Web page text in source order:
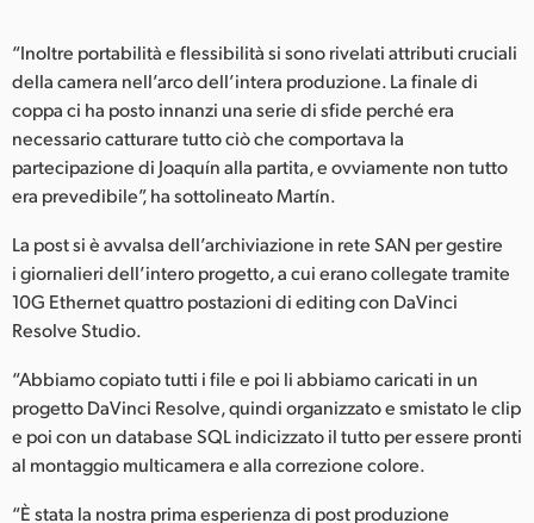
“Inoltre portabilità e flessibilità si sono rivelati attributi cruciali
della camera nell’arco dell’intera produzione. La finale di
coppa ci ha posto innanzi una serie di sfide perché era
necessario catturare tutto ciò che comportava la
partecipazione di Joaquín alla partita, e ovviamente non tutto
era prevedibile”, ha sottolineato Martín.
La post si è avvalsa dell’archiviazione in rete SAN per gestire
i giornalieri dell’intero progetto, a cui erano collegate tramite
10G Ethernet quattro postazioni di editing con DaVinci
Resolve Studio.
“Abbiamo copiato tutti i file e poi li abbiamo caricati in un
progetto DaVinci Resolve, quindi organizzato e smistato le clip
e poi con un database SQL indicizzato il tutto per essere pronti
al montaggio multicamera e alla correzione colore.
“È stata la nostra prima esperienza di post produzione